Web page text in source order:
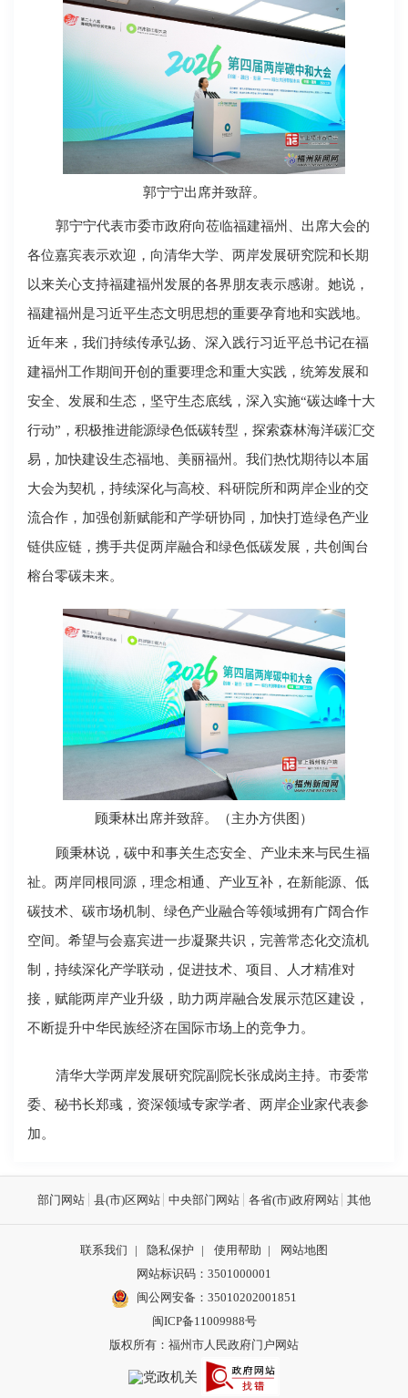
郭宁宁出席并致辞。
郭宁宁代表市委市政府向莅临福建福州、出席大会的
各位嘉宾表示欢迎，向清华大学、两岸发展研究院和长期
以来关心支持福建福州发展的各界朋友表示感谢。她说，
福建福州是习近平生态文明思想的重要孕育地和实践地。
近年来，我们持续传承弘扬、深入践行习近平总书记在福
建福州工作期间开创的重要理念和重大实践，统筹发展和
安全、发展和生态，坚守生态底线，深入实施“碳达峰十大
行动”，积极推进能源绿色低碳转型，探索森林海洋碳汇交
易，加快建设生态福地、美丽福州。我们热忱期待以本届
大会为契机，持续深化与高校、科研院所和两岸企业的交
流合作，加强创新赋能和产学研协同，加快打造绿色产业
链供应链，携手共促两岸融合和绿色低碳发展，共创闽台
榕台零碳未来。
顾秉林出席并致辞。（主办方供图）
顾秉林说，碳中和事关生态安全、产业未来与民生福
祉。两岸同根同源，理念相通、产业互补，在新能源、低
碳技术、碳市场机制、绿色产业融合等领域拥有广阔合作
空间。希望与会嘉宾进一步凝聚共识，完善常态化交流机
制，持续深化产学联动，促进技术、项目、人才精准对
接，赋能两岸产业升级，助力两岸融合发展示范区建设，
不断提升中华民族经济在国际市场上的竞争力。
清华大学两岸发展研究院副院长张成岗主持。市委常
委、秘书长郑彧，资深领域专家学者、两岸企业家代表参
加。
部门网站 县(市)区网站 中央部门网站 各省(市)政府网站 其他
联系我们 | 隐私保护 | 使用帮助 |
网站地图
网站标识码：3501000001
闽公网安备： 35010202001851
闽ICP备11009988号
版权所有：福州市人民政府门户网站